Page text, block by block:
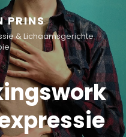
PRINS
& Lichaamsgerichte